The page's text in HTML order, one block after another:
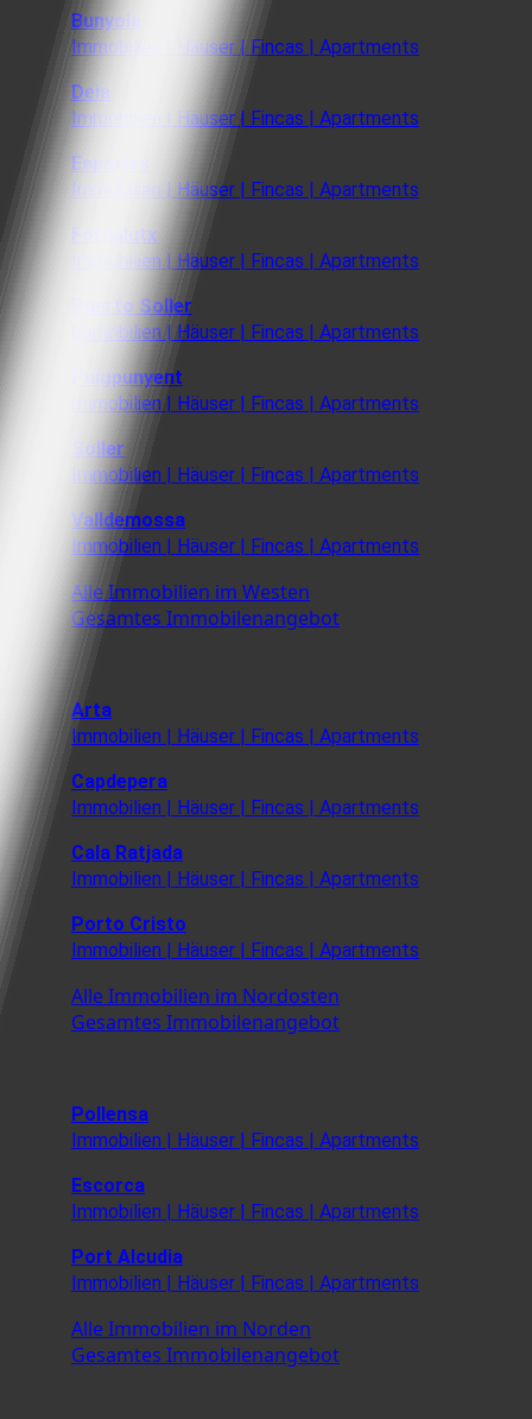
Bunyola
Immobilien | Häuser | Fincas | Apartments
Deia
Immobilien | Häuser | Fincas | Apartments
Esporles
Immobilien | Häuser | Fincas | Apartments
Fornalutx
Immobilien | Häuser | Fincas | Apartments
Puerto Soller
Immobilien | Häuser | Fincas | Apartments
Puigpunyent
Immobilien | Häuser | Fincas | Apartments
Soller
Immobilien | Häuser | Fincas | Apartments
Valldemossa
Immobilien | Häuser | Fincas | Apartments
Alle Immobilien im Westen
Gesamtes Immobilenangebot
Arta
Immobilien | Häuser | Fincas | Apartments
Capdepera
Immobilien | Häuser | Fincas | Apartments
Cala Ratjada
Immobilien | Häuser | Fincas | Apartments
Porto Cristo
Immobilien | Häuser | Fincas | Apartments
Alle Immobilien im Nordosten
Gesamtes Immobilenangebot
Pollensa
Immobilien | Häuser | Fincas | Apartments
Escorca
Immobilien | Häuser | Fincas | Apartments
Port Alcudia
Immobilien | Häuser | Fincas | Apartments
Alle Immobilien im Norden
Gesamtes Immobilenangebot